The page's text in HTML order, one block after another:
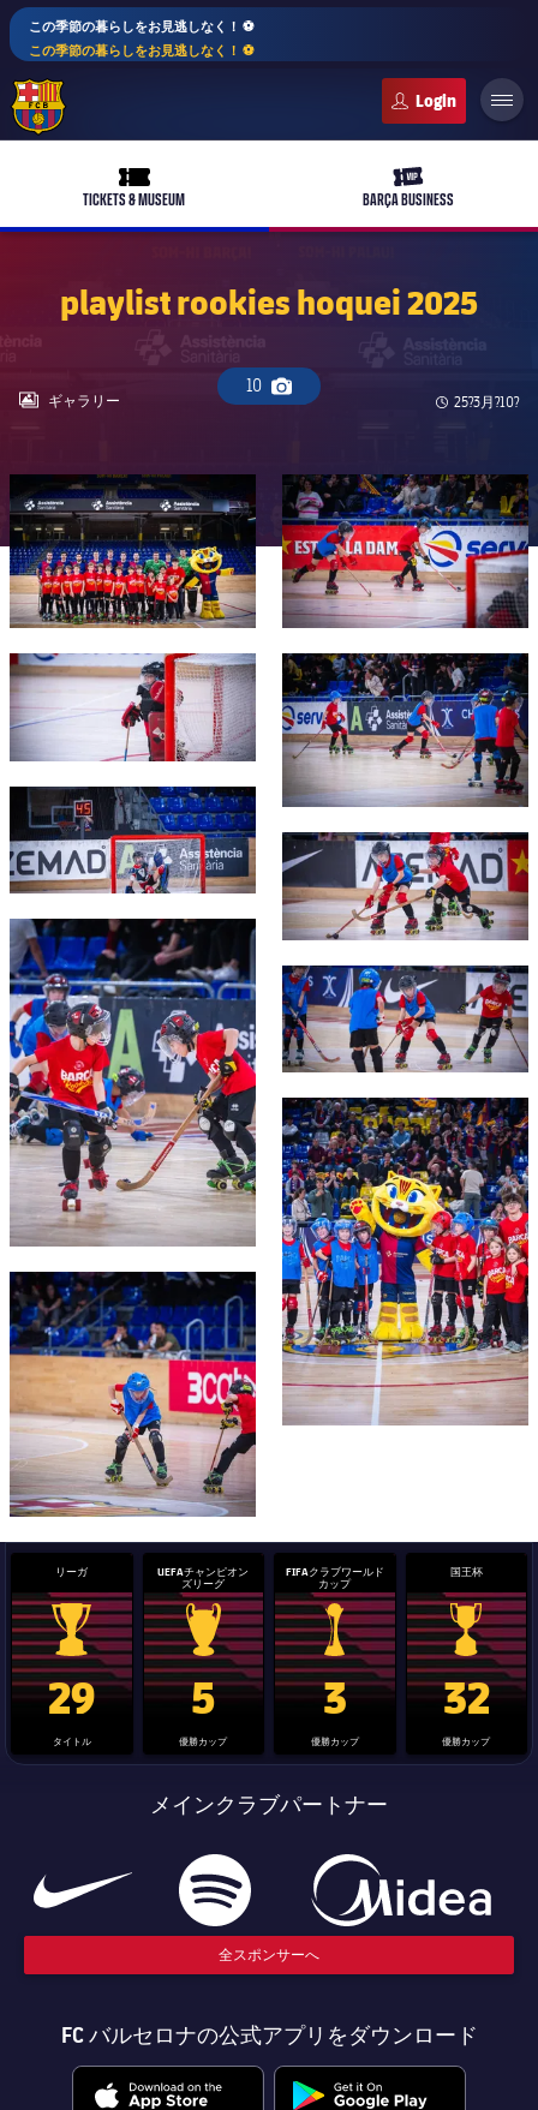
この季節の暮らしをお見逃しなく！ ⚽️
この季節の暮らしをお見逃しなく！ ⚽️
ticket-full
TICKETS & MUSEUM
ticket-vip
BARÇA BUSINESS
plusicon
label.aria.plus
plusicon
label.aria.plus
10年毎
会長
レジェンド
監督
plusicon
label.aria.plus
プレスパス
Facilities
PLUSICON
LABEL.ARIA.PLUS
トップチーム
スケジュール
チケット
結果
順位表
バルサAtlètic
plusicon
label.aria.plus
スケジュール
チケット
結果
順位表
PLUSICON
LABEL.ARIA.PLUS
トップチーム
スケジュール
チケット
結果
順位表
PLUSICON
LABEL.ARIA.PLUS
トップチーム
スケジュール
チケット
結果
順位表
PLUSICON
LABEL.ARIA.PLUS
トップチーム
スケジュール
チケット
結果
順位表
PLUSICON
LABEL.ARIA.PLUS
トップチーム
plusicon
label.aria.plus
スケジュール
チケット
結果
順位表
playlist rookies hoquei 2025
10
Camera icon
LABEL.ARIA.GALLERY
ギャラリー Published
25?3月?10?
FC Barcelona club badge
FC Barcelona club badge
FC Barcelona club badge
FC Barcelona club badge
FC Barcelona club badge
FC Barcelona club badge
FC Barcelona club badge
FC Barcelona club badge
FC Barcelona club badge
FC Barcelona club badge
リーガ
La Liga trophy
29
タイトル
UEFAチャンピオン
ズリーグ
Champions League trophy
5
優勝カップ
FIFAクラブワールド
カップ
label.aria.clubworldcup
3
優勝カップ
国王杯
国王杯
32
優勝カップ
メインクラブパートナー
全スポンサーへ
FC バルセロナの公式アプリをダウンロード